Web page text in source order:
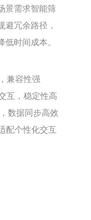
景需求智能筛
避冗余路径，
时间成本。
兼容性强
互，稳定性高
数据同步高效
配个性化交互